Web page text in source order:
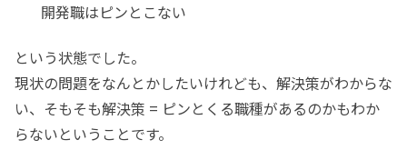
開発職はピンとこない
という状態でした。
現状の問題をなんとかしたいけれども、解決策がわからな
い、そもそも解決策 = ピンとくる職種があるのかもわか
らないということです。